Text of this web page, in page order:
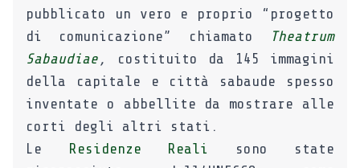
pubblicato un vero e proprio “progetto
di comunicazione” chiamato
Theatrum
Sabaudiae ,
costituito da 145 immagini
della capitale e città sabaude spesso
inventate o abbellite da mostrare alle
corti degli altri stati.
Le Residenze Reali sono state